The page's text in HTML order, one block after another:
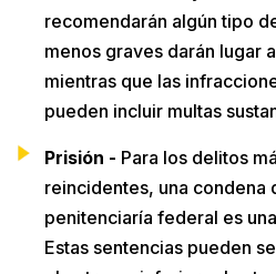
recomendarán algún tipo
menos graves darán lugar
mientras que las
pueden incluir multas
Prisión - Para los delitos
reincidentes, una condena
penitenciaría federal es
Estas sentencias pueden